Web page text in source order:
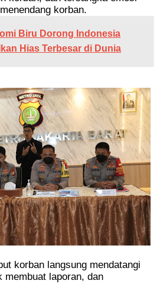
korban.
Biru Dorong Indonesia
Hias Terbesar di Dunia
korban langsung mendatangi
membuat laporan, dan